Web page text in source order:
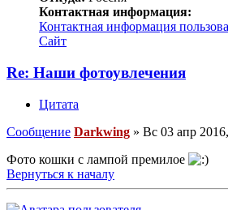
Контактная информация:
Контактная информация
Сайт
Re: Наши фотоувлечения
Цитата
Сообщение Darkwing » Вс 03 апр
Фото кошки с лампой премилое
Вернуться к началу